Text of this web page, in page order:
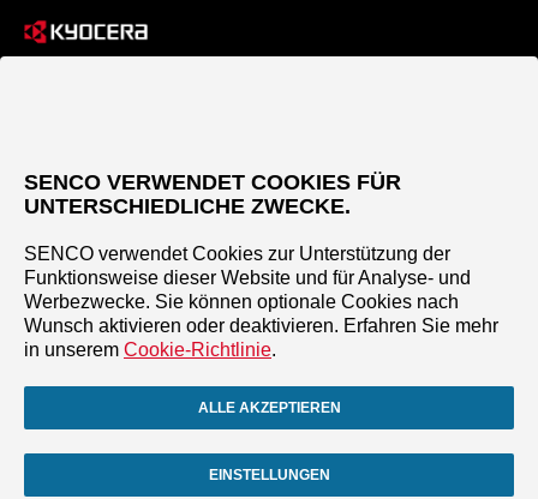
SENCO VERWENDET COOKIES FÜR
UNTERSCHIEDLICHE ZWECKE.
SENCO verwendet Cookies zur Unterstützung der
Funktionsweise dieser Website und für Analyse- und
Werbezwecke. Sie können optionale Cookies nach
Wunsch aktivieren oder deaktivieren. Erfahren Sie mehr
in unserem Cookie-Richtlinie.
ALLE AKZEPTIEREN
EINSTELLUNGEN